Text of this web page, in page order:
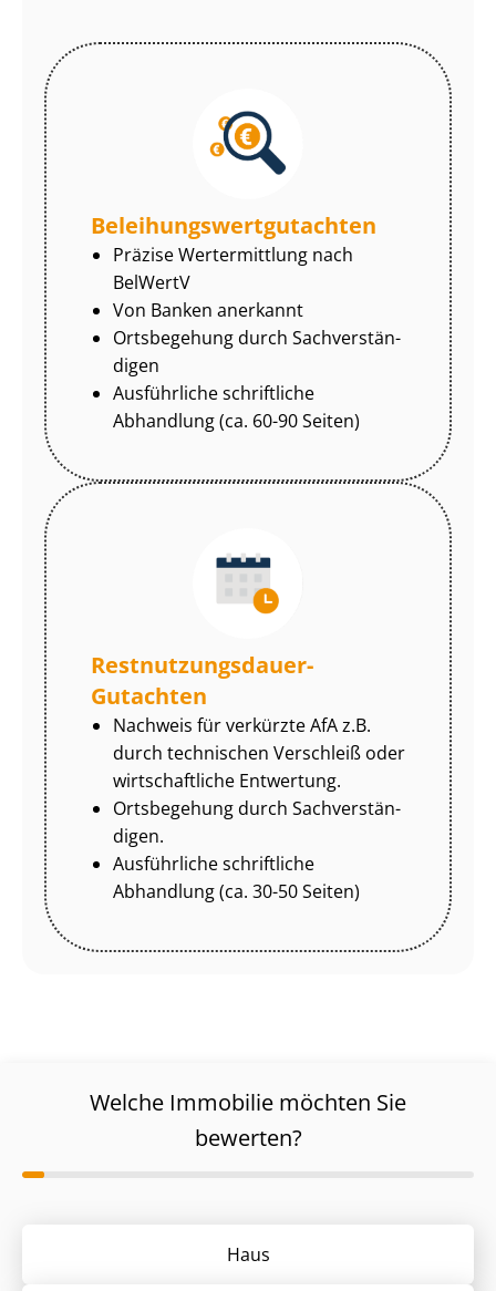
Be­lei­hungs­wert­gut­ach­ten
Präzise Wertermittlung nach
BelWertV
Von Banken anerkannt
Ortsbegehung durch Sach­ver­stän­
di­gen
Ausführliche schriftliche
Abhandlung (ca. 60-90 Seiten)
Rest­nut­zungs­dau­er-
Gutachten
Nachweis für verkürzte AfA z.B.
durch technischen Verschleiß oder
wirtschaftliche Entwertung.
Ortsbegehung durch Sach­ver­stän­
di­gen.
Ausführliche schriftliche
Abhandlung (ca. 30-50 Seiten)
Welche Immobilie möchten Sie
bewerten?
Haus